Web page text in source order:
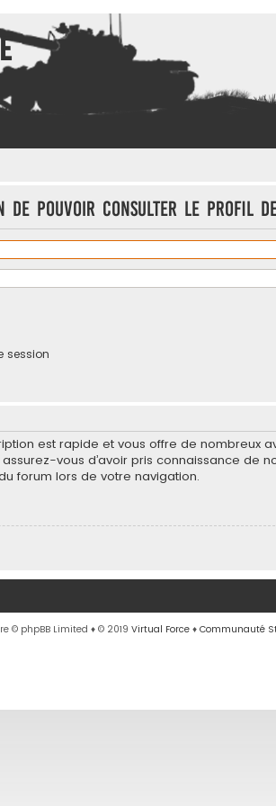
de pouvoir consulter le profil
session
est rapide et vous offre de
vous d’avoir pris connaissance
forum lors de votre navigation.
© phpBB Limited ♦ © 2019 Virtual Force ♦ Communauté